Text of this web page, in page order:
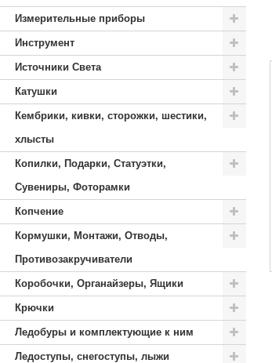
Измерительные приборы
Инструмент
Источники Света
Катушки
Кембрики, кивки, сторожки, шестики,
хлысты
Копилки, Подарки, Статуэтки,
Сувениры, Фоторамки
Копчение
Кормушки, Монтажи, Отводы,
Противозакручиватели
Коробочки, Органайзеры, Ящики
Крючки
Ледобуры и комплектующие к ним
Ледоступы, снегоступы, лыжи